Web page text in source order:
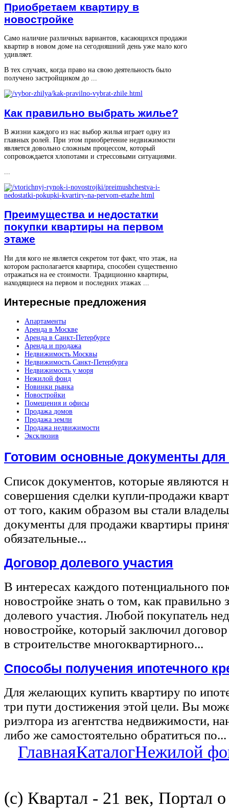
Приобретаем квартиру в
новостройке
Само наличие различных вариантов, касающихся продажи
квартир в новом доме на сегодняшний день уже мало кого
удивляет.
В тех случаях, когда право на свою деятельность было
получено застройщиком до ...
Как правильно выбрать жилье?
В жизни каждого из нас выбор жилья играет одну из
главных ролей. При этом приобретение недвижимости
является довольно сложным процессом, который
сопровождается хлопотами и стрессовыми ситуациями.
...
Преимущества и недостатки
покупки квартиры на первом
этаже
Ни для кого не является секретом тот факт, что этаж, на
котором располагается квартира, способен существенно
отражаться на ее стоимости. Традиционно квартиры,
находящиеся на первом и последних этажах ...
Интересные предложения
Апартаменты
Аренда в Москве
Аренда в Санкт-Петербурге
Аренда и продажа
Недвижимость Москвы
Недвижимость Санкт-Петербурга
Недвижимость у моря
Нежилой фонд
Новинки рынка
Новостройки
Помещения и офисы
Продажа домов
Продажа земли
Продажа недвижимости
Эксклюзив
Готовим основные документы
Список документов, которые являются
совершения сделки купли-продажи
от того, каким образом вы стали
документы для продажи квартиры
обязательные...
Договор долевого участия
В интересах каждого потенциального
новостройке знать о том, как правильно
долевого участия. Любой покупатель
новостройке, который заключил
в строительстве многоквартирного...
Способы получения ипотечного
Для желающих купить квартиру по
три пути достижения этой цели. Вы
риэлтора из агентства недвижимости,
либо же самостоятельно обратиться по...
ГлавнаяКаталогНежилой
(с) Квартал - 21 век, Портал